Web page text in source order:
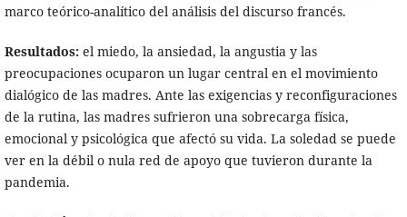
marco teórico-analítico del análisis del discurso francés.
Resultados:el miedo, la ansiedad, la angustia y las
preocupaciones ocuparon un lugar central en el movimiento
dialógico de las madres. Ante las exigencias y reconfiguraciones
de la rutina, las madres sufrieron una sobrecarga física,
emocional y psicológica que afectó su vida. La soledad se puede
ver en la débil o nula red de apoyo que tuvieron durante la
pandemia.